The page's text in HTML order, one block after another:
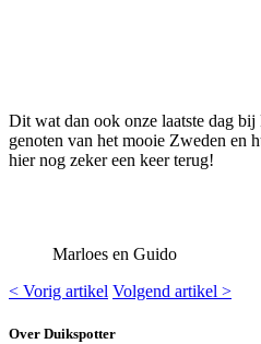
Dit wat dan ook onze laatste dag
genoten van het mooie Zweden en
hier nog zeker een keer terug!
Marloes en Guido
< Vorig artikel Volgend artikel >
Over Duikspotter